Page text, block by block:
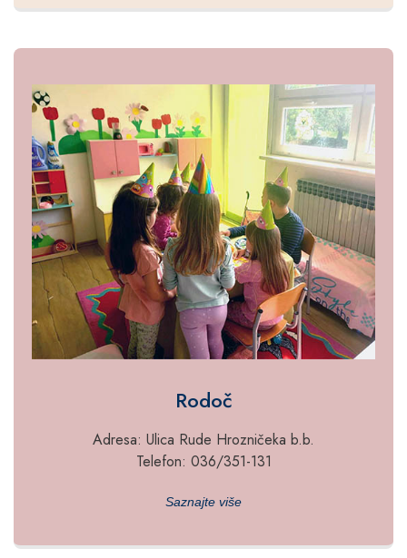
Rodoč
Adresa: Ulica Rude Hrozničeka b.b.
Telefon: 036/351-131
Saznajte više